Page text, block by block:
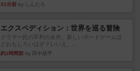
31分前 by しんたろ
エクスペディション：世界を巡る冒険
クラマー氏の不朽の名作。新しいボードゲームほ
どおもしろいはず？いいえ。...
約1時間前 by 田中昌平